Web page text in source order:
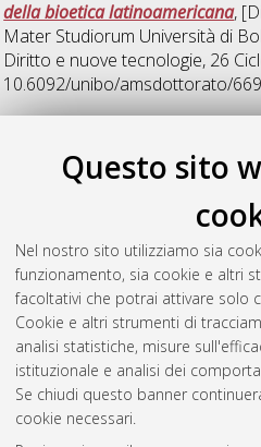
Questo sito
Nel nostro sito utilizziamo sia
funzionamento, sia cookie e altri
facoltativi che potrai attivare solo
Cookie e altri strumenti di
analisi statistiche, misure
istituzionale e analisi dei
Se chiudi questo banner
cookie necessari.
della bioetica latinoamericana,
Mater Studiorum Università di
Diritto e nuove tecnologie, 26
10.6092/unibo/amsdottorato/
(2014)
elettronico tra Semantic Web e
thesis], Alma Mater Studiorum
Dottorato di ricerca inDiritto e
DOI 10.6092/unibo/
Questa lista e' stata generata il
Atom